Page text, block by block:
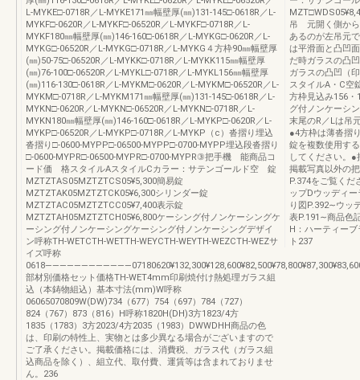
L-MYKE□-0718R／L-MYKE171㎜幅壁厚(㎜)131-145□-0618R／L-
MYKF□-0620R／L-MYKF□-06520R／L-MYKF□-0718R／L-
MYKF180㎜幅壁厚(㎜)146-160□-0618R／L-MYKG□-0620R／L-
MYKG□-06520R／L-MYKG□-0718R／L-MYKG４方枠90㎜幅壁厚
(㎜)50-75□-06520R／L-MYKK□-0718R／L-MYKK115㎜幅壁厚
(㎜)76-100□-06520R／L-MYKL□-0718R／L-MYKL156㎜幅壁厚
(㎜)116-130□-0618R／L-MYKM□-0620R／L-MYKM□-06520R／L-
MYKM□-0718R／L-MYKM171㎜幅壁厚(㎜)131-145□-0618R／L-
MYKN□-0620R／L-MYKN□-06520R／L-MYKN□-0718R／L-
MYKN180㎜幅壁厚(㎜)146-160□-0618R／L-MYKP□-0620R／L-
MYKP□-06520R／L-MYKP□-0718R／L-MYKP（c）沓摺り埋込
沓摺り□-0600-MYPP□-06500-MYPP□-0700-MYPP埋込段沓摺り
□-0600-MYPR□-06500-MYPR□-0700-MYPR③把手機 能商品コ
ード価 格スタイルAスタイルCカラー：サテンゴールド空 錠
MZTZTAS05MZTZTCS05¥5,300簡易錠
MZTZTAK05MZTZTCK05¥6,300シリンダー錠
MZTZTAC05MZTZTCC05¥7,400表示錠
MZTZTAH05MZTZTCH05¥6,800ケーシング付ノンケーシングケ
ーシング付ノンケーシングケーシング付ノンケーシングデザイ
ン呼称TH-WETCTH-WETTH-WEYCTH-WEYTH-WEZCTH-WEZサ
イズ呼称
部材別価格セット価格TH-WET4mm印刷焼付け熱処理ガラス組
込（本鋳物組込）基本寸法(mm)W呼称
06065070809W(DW)734（677）754（697）784（727）
824（767）873（816）H呼称1820H(DH)3方1823/4方
1835（1783）3方2023/4方2035（1983）DWWDHH商品の色
は、印刷の特性上、実物とは多少異なる場合がございますので
ご了承ください。掲載価格には、消費税、ガラス代（ガラス組
込商品を除く）、組立代、取付費、運賃等は含まれておりませ
ん。236
吊 元開く側から
あるのが左吊元
は平滑面と凸凹
だ時ガラスの凸
ガラスの凸凹（
スタイルA・C空
方枠見込み156
グ付ノンケーシ
末尾のR／Lは吊
●4方枠は薄沓摺
錠を複数使用す
してください。
掲載写真以外の
P.374をご覧くだ
ップDウッディ
り図P.392∼ウッ
表P.191∼商品
H：ハーティー
ト237